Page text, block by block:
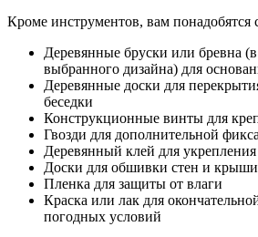
Кроме инструментов, вам
Деревянные бруски или бревна
выбранного дизайна) для
Деревянные доски для
беседки
Конструкционные винты для
Гвозди для дополнительной
Деревянный клей для
Доски для обшивки стен и крыши
Пленка для защиты от влаги
Краска или лак для
погодных условий